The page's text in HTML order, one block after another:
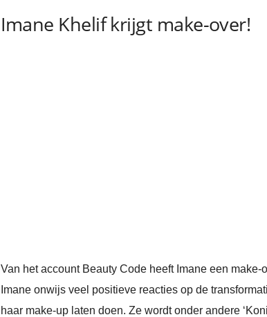
Imane Khelif krijgt make-over!
Van het account Beauty Code heeft Imane een
Imane onwijs veel positieve reacties op de
haar make-up laten doen. Ze wordt onder andere